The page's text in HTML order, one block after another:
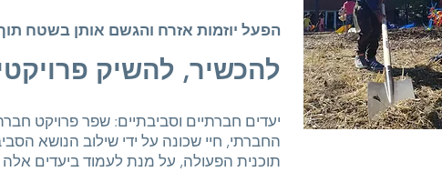
הפעל יוזמות אזרח והגשם אותן בשטח תוך 7
להכשיר, להשיק
יעדים חברתיים וסביבתיים: שפר פרויקט
החברתי, חיי שכונה על ידי שילוב הנושא
תוכנית הפעולה, על מנת לעמוד ביעדים